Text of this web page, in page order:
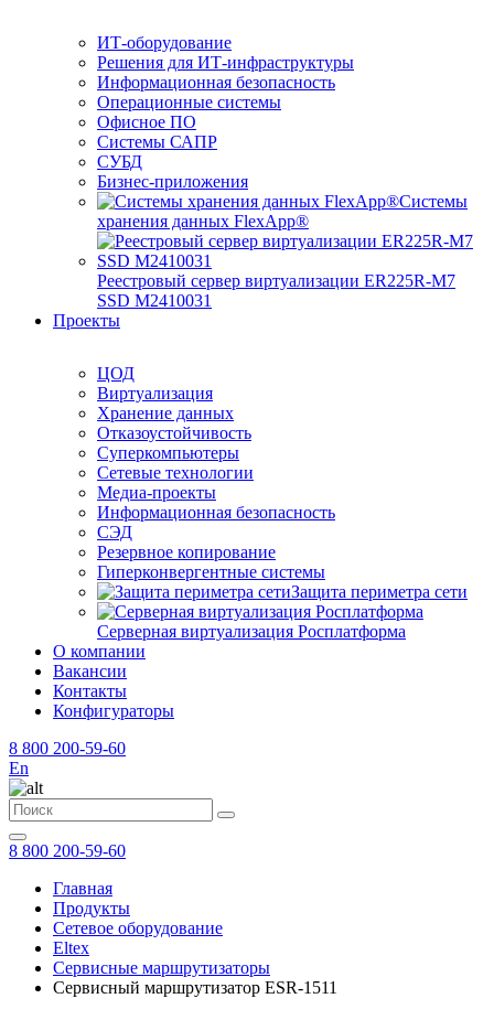
ИТ-оборудование
Решения для ИТ-инфраструктуры
Информационная безопасность
Операционные системы
Офисное ПО
Системы САПР
СУБД
Бизнес-приложения
Системы
хранения данных FlexApp®
Реестровый сервер виртуализации ER225R-M7
SSD М2410031
Проекты
ЦОД
Виртуализация
Хранение данных
Отказоустойчивость
Суперкомпьютеры
Сетевые технологии
Медиа-проекты
Информационная безопасность
СЭД
Резервное копирование
Гиперконвергентные системы
Защита периметра сети
Серверная виртуализация Росплатформа
О компании
Вакансии
Контакты
Конфигураторы
8 800 200-59-60
En
8 800 200-59-60
Главная
Продукты
Сетевое оборудование
Eltex
Сервисные маршрутизаторы
Сервисный маршрутизатор ESR-1511